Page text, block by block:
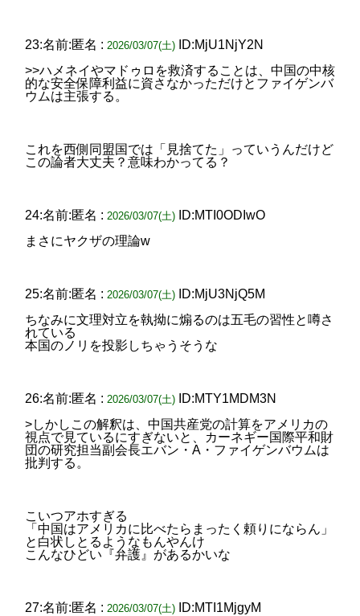
23:名前:匿名 : 2026/03/07(土)
ID:MjU1NjY2N
>>ハメネイやマドゥロを救済することは、中国の中核
的な安全保障利益に資さなかっただけとファイゲンバ
ウムは主張する。
これを西側同盟国では「見捨てた」っていうんだけど
この論者大丈夫？意味わかってる？
24:名前:匿名 : 2026/03/07(土)
ID:MTI0ODIwO
まさにヤクザの理論w
25:名前:匿名 : 2026/03/07(土)
ID:MjU3NjQ5M
ちなみに文理対立を執拗に煽るのは五毛の習性と噂さ
れている
本国のノリを投影しちゃうそうな
26:名前:匿名 : 2026/03/07(土)
ID:MTY1MDM3N
>しかしこの解釈は、中国共産党の計算をアメリカの
視点で見ているにすぎないと、カーネギー国際平和財
団の研究担当副会長エバン・A・ファイゲンバウムは
批判する。
こいつアホすぎる
「中国はアメリカに比べたらまったく頼りにならん」
と白状しとるようなもんやんけ
こんなひどい『弁護』があるかいな
27:名前:匿名 : 2026/03/07(土)
ID:MTI1MjgyM